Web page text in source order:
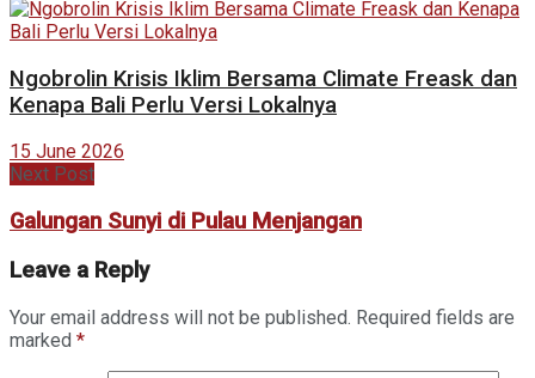
Ngobrolin Krisis Iklim Bersama Climate Freask dan
Kenapa Bali Perlu Versi Lokalnya
15 June 2026
Next Post
Galungan Sunyi di Pulau Menjangan
Leave a Reply
Your email address will not be published. Required fields are
marked *